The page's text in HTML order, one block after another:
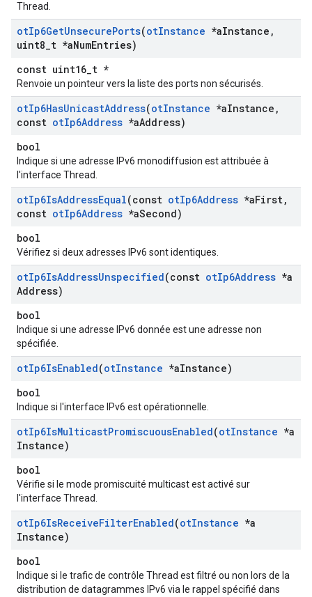
Thread.
otIp6GetUnsecurePorts(otInstance *aInstance ,
uint8 t *aNumEntries)
const uint16_t *
Renvoie un pointeur vers la liste des ports non sécurisés.
otIp6HasUnicastAddress(otInstance *aInstance ,
const otIp6Address *aAddress)
bool
Indique si une adresse IPv6 monodiffusion est attribuée à
l'interface Thread.
otIp6IsAddressEqual(const otIp6Address *aFirst,
const otIp6Address *aSecond)
bool
Vérifiez si deux adresses IPv6 sont identiques.
otIp6IsAddressUnspecified(const otIp6Address *a
Address)
bool
Indique si une adresse IPv6 donnée est une adresse non
spécifiée.
otIp6IsEnabled(otInstance *aInstance)
bool
Indique si l'interface IPv6 est opérationnelle.
otIp6IsMulticastPromiscuousEnabled(otInstance *a
Instance)
bool
Vérifie si le mode promiscuité multicast est activé sur
l'interface Thread.
otIp6IsReceiveFilterEnabled(otInstance *a
Instance)
bool
Indique si le trafic de contrôle Thread est filtré ou non lors de la
distribution de datagrammes IPv6 via le rappel spécifié dans